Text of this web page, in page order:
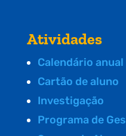
Atividades
Calendário anual
Cartão de aluno
Investigação
Programa de